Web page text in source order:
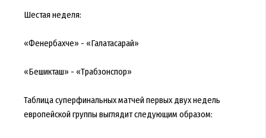
Шестая неделя:
«Фенербахче» - «Галатасарай»
«Бешикташ» - «Трабзонспор»
Таблица суперфинальных матчей первых двух недель
европейской группы выглядит следующим образом: